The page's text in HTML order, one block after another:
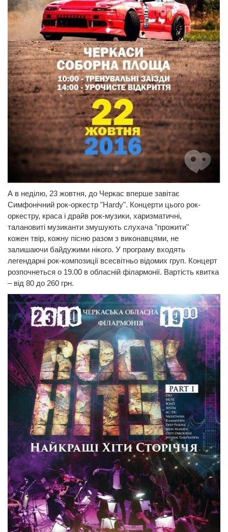
А в неділю, 23 жовтня, до Черкас вперше завітає
Симфонічний рок-оркестр "Hardy". Концерти цього рок-
оркестру, краса і драйв рок-музики, харизматичні,
талановиті музиканти змушують слухача "прожити"
кожен твір, кожну пісню разом з виконавцями, не
залишаючи байдужими нікого. У програму входять
легендарні рок-композиції всесвітньо відомих груп. Концерт
розпочнеться о 19.00 в обласній філармонії. Вартість квитка
– від 80 до 260 грн.